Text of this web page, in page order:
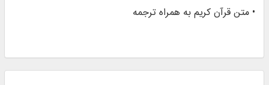
• متن قرآن كريم به همراه ترجمه